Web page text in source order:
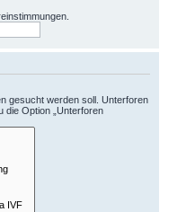
gesucht werden soll. Unterforen
die Option „Unterforen